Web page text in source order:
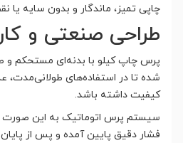
چاپی تمیز، ماندگار و بدون سایه یا
طراحی صنعتی و
پرس چاپ کیلو با بدنه‌ای مستحکم و
شده تا در استفاده‌های طولانی‌مدت،
کیفیت داشته باشد.
سیستم پرس اتوماتیک به این
فشار دقیق پایین آمده و پس از